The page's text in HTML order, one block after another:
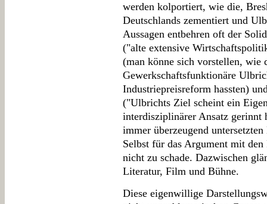
werden kolportiert, wie die,
Deutschlands zementiert und
Aussagen entbehren oft der
("alte extensive
(man könne sich vorstellen, wie
Gewerkschaftsfunktionäre
Industriepreisreform hassten)
("Ulbrichts Ziel scheint ein
interdisziplinärer Ansatz
immer überzeugend
Selbst für das Argument mit
nicht zu schade. Dazwischen
Literatur, Film und Bühne.
Diese eigenwillige